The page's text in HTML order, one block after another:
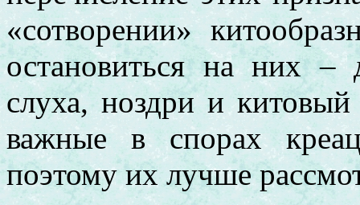
«сотворении»
остановиться на них –
слуха, ноздри и
важные в спорах
поэтому их лучше